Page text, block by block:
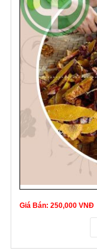
Giá Bán: 250,000 VNĐ